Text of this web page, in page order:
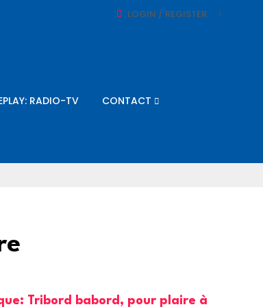
LOGIN / REGISTER
RADIO-TV CONTACT
Tribord babord, pour plaire à